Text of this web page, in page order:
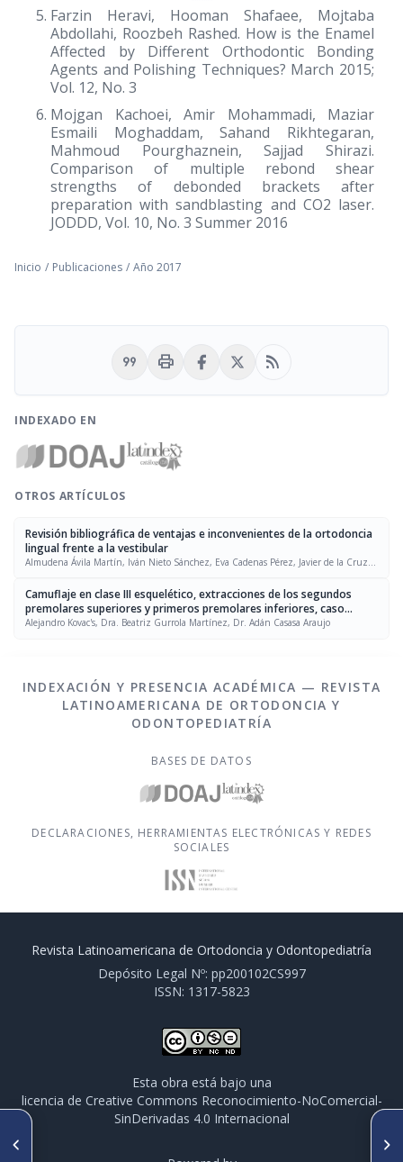
Farzin Heravi, Hooman Shafaee, Mojtaba
Abdollahi, Roozbeh Rashed. How is the Enamel
Affected by Different Orthodontic Bonding
Agents and Polishing Techniques? March 2015;
Vol. 12, No. 3
Mojgan Kachoei, Amir Mohammadi, Maziar
Esmaili Moghaddam, Sahand Rikhtegaran,
Mahmoud Pourghaznein, Sajjad Shirazi.
Comparison of multiple rebond shear
strengths of debonded brackets after
preparation with sandblasting and CO2 laser.
JODDD, Vol. 10, No. 3 Summer 2016
Inicio / Publicaciones / Año 2017
format_quote print rss_feed
INDEXADO EN
OTROS ARTÍCULOS
Revisión bibliográfica de ventajas e inconvenientes de la ortodoncia
lingual frente a la vestibular
Almudena Ávila Martín, Iván Nieto Sánchez, Eva Cadenas Pérez, Javier de la Cruz
Camuflaje en clase III esquelético, extracciones de los segundos
premolares superiores y primeros premolares inferiores, caso
clínico
Alejandro Kovac's, Dra. Beatriz Gurrola Martínez, Dr. Adán Casasa Araujo
ARTÍCULO ANTERIOR SIGUIENTE ARTÍCULO
carga inmediata o tardia ó es
INDEXACIÓN Y PRESENCIA ACADÉMICA — REVISTA
LATINOAMERICANA DE ORTODONCIA Y
ODONTOPEDIATRÍA
BASES DE DATOS
DECLARACIONES, HERRAMIENTAS ELECTRÓNICAS Y REDES
SOCIALES
Revista Latinoamericana de Ortodoncia y Odontopediatría
Depósito Legal Nº: pp200102CS997
ISSN: 1317-5823
Esta obra está bajo una
licencia de Creative Commons Reconocimiento-NoComercial-
SinDerivadas 4.0 Internacional